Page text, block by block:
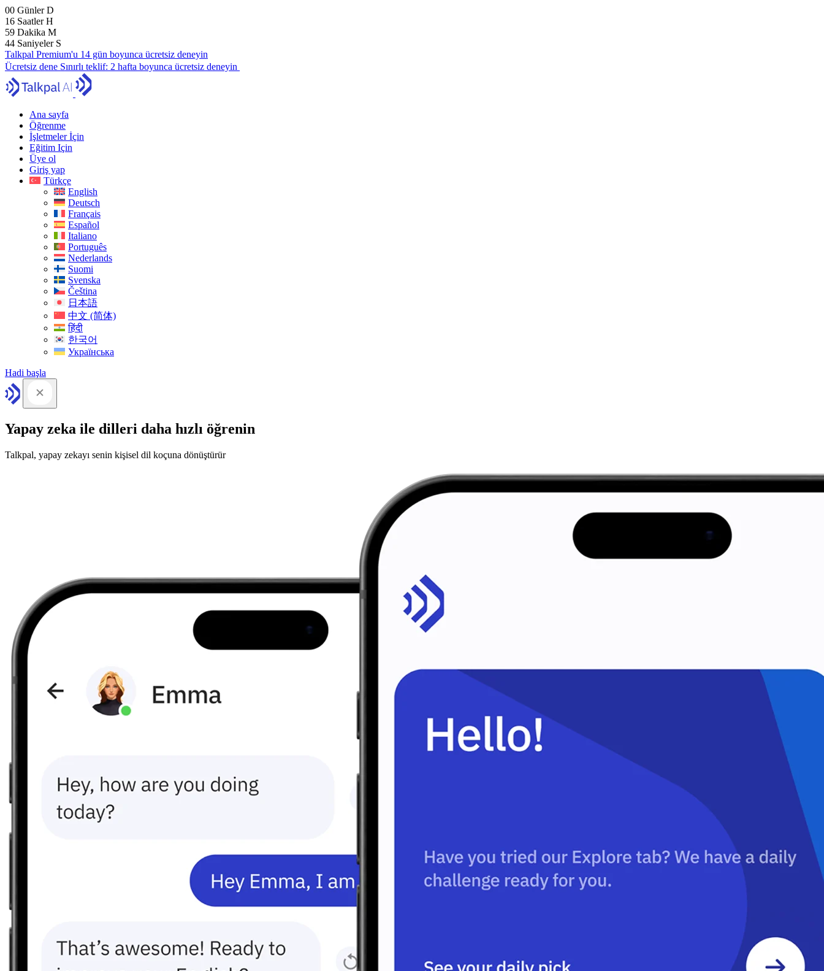
00 GünlerD
16 SaatlerH
59 Dakika M
43 Saniyeler S
Talkpal Premium'u 14 gün boyunca ücretsiz deneyin
Ücretsiz dene Sınırlı teklif: 2 hafta boyunca ücretsiz deneyin
Ana sayfa
Öğrenme
İşletmeler İçin
Eğitim Için
Üye ol
Giriş yap
Türkçe
English
Deutsch
Français
Español
Italiano
Português
Nederlands
Suomi
Svenska
Čeština
日本語
中文 (简体)
हिंदी
한국어
Українська
Hadi başla
Yapay zeka ile dilleri daha hızlı öğrenin
Talkpal, yapay zekayı senin kişisel dil koçuna dönüştürür